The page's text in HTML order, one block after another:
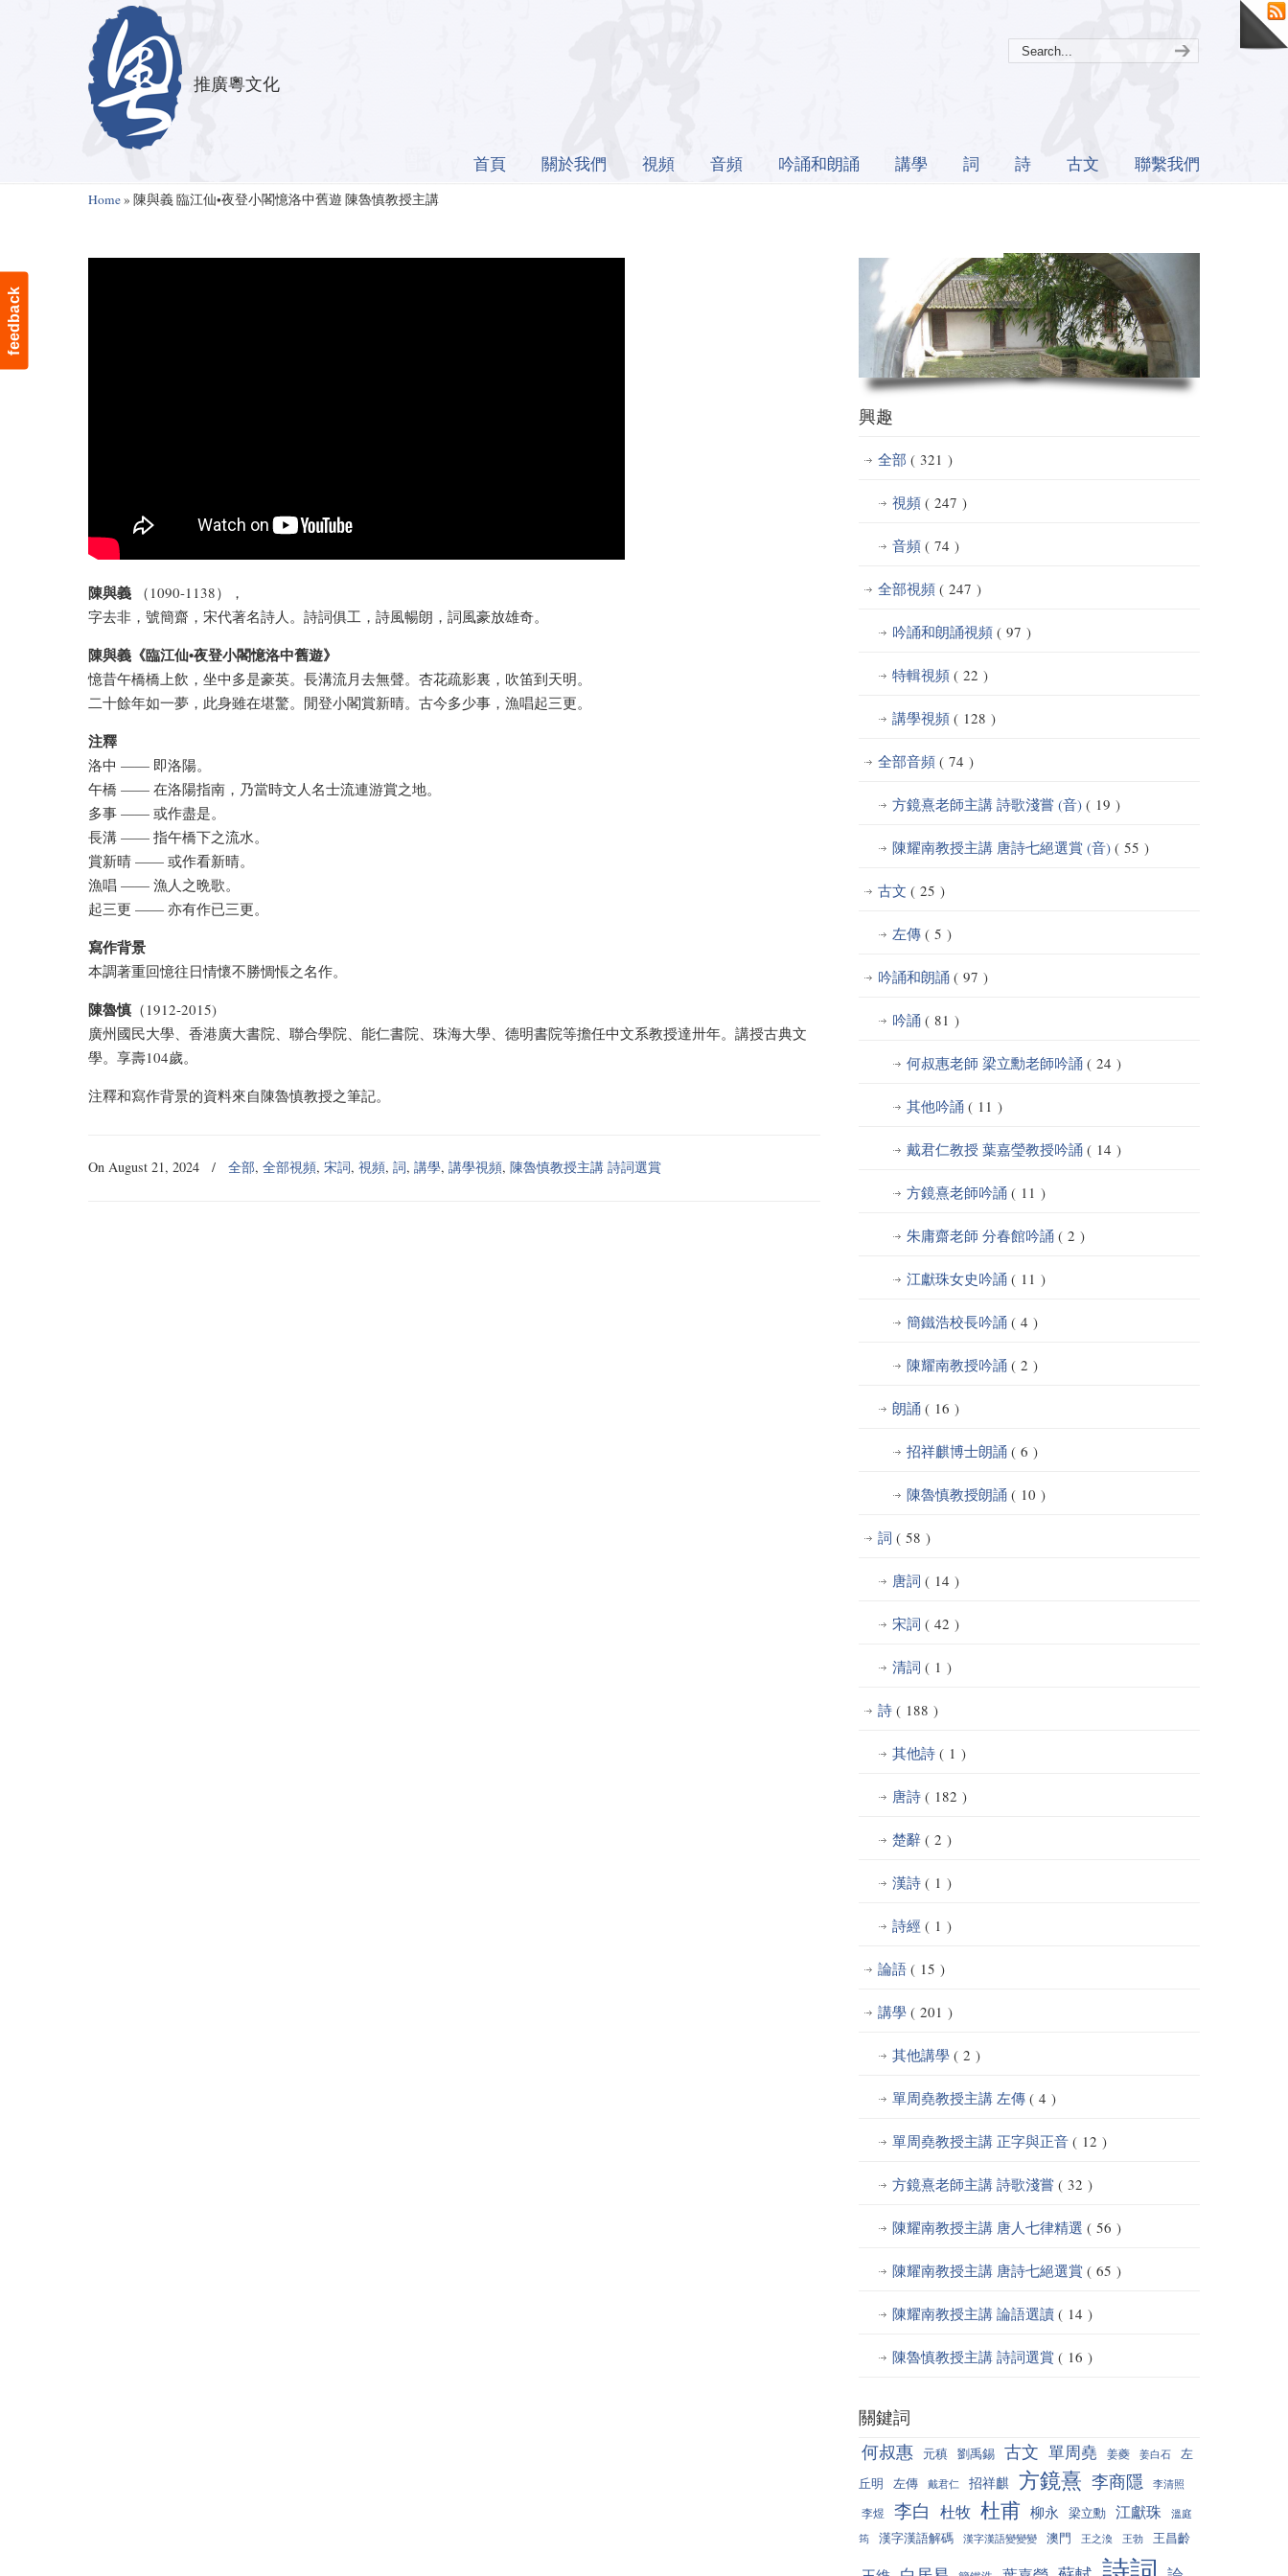
feedback
推廣粵文化
首頁 關於我們 視頻 音頻 吟誦和朗誦 講學 詞 詩 古文 聯繫我們
Navigation
Home» 陳與義 臨江仙•夜登小閣憶洛中舊遊 陳魯慎教授主講
陳與義
（1090-1138），
字去非，號簡齋，宋代著名詩人。詩詞俱工，詩風暢朗，詞風豪放雄奇。
陳與義《臨江仙•夜登小閣憶洛中舊遊》
憶昔午橋橋上飲，坐中多是豪英。長溝流月去無聲。杏花疏影裏，吹笛到天明。
二十餘年如一夢，此身雖在堪驚。閒登小閣賞新晴。古今多少事，漁唱起三更。
注釋
洛中 —— 即洛陽。
午橋 —— 在洛陽指南，乃當時文人名士流連游賞之地。
多事 —— 或作盡是。
長溝 —— 指午橋下之流水。
賞新晴 —— 或作看新晴。
漁唱 —— 漁人之晩歌。
起三更 —— 亦有作已三更。
寫作背景
本調著重回憶往日情懷不勝惆悵之名作。
陳魯慎 （1912-2015)
廣州國民大學、香港廣大書院、聯合學院、能仁書院、珠海大學、德明書院等擔任中文系教授達卅年。講授古典文
學。享壽104歲。
注釋和寫作背景的資料來自陳魯慎教授之筆記。
On August 21, 2024 / 全部, 全部視頻, 宋詞, 視頻, 詞, 講學, 講學視頻, 陳魯慎教授主講 詩詞選賞
興趣
全部 ( 321 )
視頻 ( 247 )
音頻 ( 74 )
全部視頻 ( 247 )
吟誦和朗誦視頻 ( 97 )
特輯視頻 ( 22 )
講學視頻 ( 128 )
全部音頻 ( 74 )
方鏡熹老師主講 詩歌淺嘗 (音) ( 19 )
陳耀南教授主講 唐詩七絕選賞 (音) ( 55 )
古文 ( 25 )
左傳 ( 5 )
吟誦和朗誦 ( 97 )
吟誦 ( 81 )
何叔惠老師 梁立勳老師吟誦 ( 24 )
其他吟誦 ( 11 )
戴君仁教授 葉嘉瑩教授吟誦 ( 14 )
方鏡熹老師吟誦 ( 11 )
朱庸齋老師 分春館吟誦 ( 2 )
江獻珠女史吟誦 ( 11 )
簡鐵浩校長吟誦 ( 4 )
陳耀南教授吟誦 ( 2 )
朗誦 ( 16 )
招祥麒博士朗誦 ( 6 )
陳魯慎教授朗誦 ( 10 )
詞 ( 58 )
唐詞 ( 14 )
宋詞 ( 42 )
清詞 ( 1 )
詩 ( 188 )
其他詩 ( 1 )
唐詩 ( 182 )
楚辭 ( 2 )
漢詩 ( 1 )
詩經 ( 1 )
論語 ( 15 )
講學 ( 201 )
其他講學 ( 2 )
單周堯教授主講 左傳 ( 4 )
單周堯教授主講 正字與正音 ( 12 )
方鏡熹老師主講 詩歌淺嘗 ( 32 )
陳耀南教授主講 唐人七律精選 ( 56 )
陳耀南教授主講 唐詩七絕選賞 ( 65 )
陳耀南教授主講 論語選讀 ( 14 )
陳魯慎教授主講 詩詞選賞 ( 16 )
關鍵詞
何叔惠 元稹 劉禹錫 古文 單周堯 姜夔 姜白石
左
丘明
左傳 戴君仁 招祥麒 方鏡熹 李商隱 李清照
李煜 李白 杜牧 杜甫 柳永 梁立勳 江獻珠
溫庭
筠
漢字漢語解碼 漢字漢語變變變 澳門 王之渙 王勃 王昌齡